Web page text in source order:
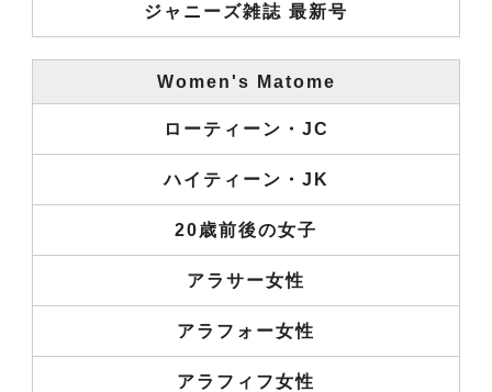
ジャニーズ雑誌 最新号
Women's Matome
ローティーン・JC
ハイティーン・JK
20歳前後の女子
アラサー女性
アラフォー女性
アラフィフ女性